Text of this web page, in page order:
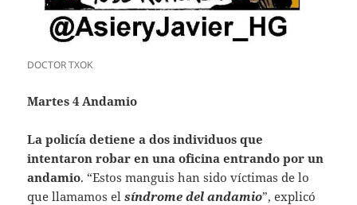
DOCTOR TXOK
Martes 4 Andamio
La policía detiene a dos individuos que
intentaron robar en una oficina entrando por un
andamio. “Estos manguis han sido víctimas de lo
que llamamos elsíndrome del andamio”, explicó